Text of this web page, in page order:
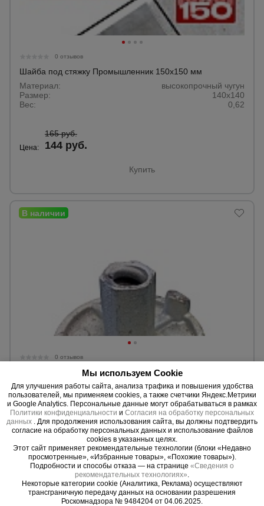
0 отзывов
Шайба под стяжку Промышленник 150х150 мм
Материал:
высокопрочный чугун
Размер:
140х140
Вес:
0,62
Цена:
165 руб.
144 руб.
Купить
0 отзывов
Гайка литая облегченная оцинкованная Промышленник
Ø 90 мм / 17 мм
Диаметр:
90 мм.
Нагрузка:
13,5 т.
Вес:
0,39 кг.
Цена:
174 руб.
145 руб.
Купить
Мы используем Cookie
Для улучшения работы сайта, анализа трафика и повышения удобства
пользователей, мы применяем cookies, а также счетчики Яндекс.Метрики
и Google Analytics. Персональные данные могут обрабатываться в рамках
Политики конфиденциальности и Согласия на обработку персональных
данных
. Для продолжения использования сайта, вы должны подтвердить
согласие на обработку персональных данных и использование файлов
cookies в указанных целях.
Этот сайт применяет рекомендательные технологии (блоки «Недавно
просмотренные», «Избранные товары», «Похожие товары»).
Подробности и способы отказа — на странице «Сведения о
рекомендательных технологиях»
Некоторые категории cookie (Аналитика, Реклама) осуществляют
трансграничную передачу данных на основании разрешения
Роскомнадзора № 9484204 от 04.06.2025.